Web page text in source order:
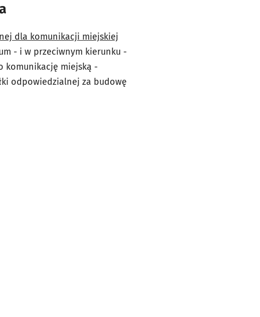
dla komunikacji miejskiej
- i w przeciwnym kierunku -
komunikację miejską -
odpowiedzialnej za budowę